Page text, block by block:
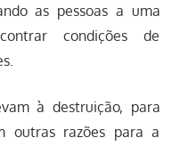
as pessoas a uma
condições de
à destruição, para
outras razões para a